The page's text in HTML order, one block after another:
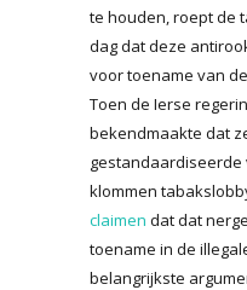
te houden, roept de
dag dat deze
voor toename van
Toen de Ierse
bekendmaakte dat
klommen
claimen dat dat
toename in de
belangrijkste